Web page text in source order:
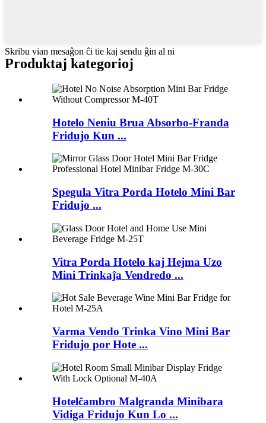
Skribu vian mesaĝon ĉi tie kaj sendu ĝin al ni
Produktaj kategorioj
Hotelo Neniu Brua Absorbo-Franda
Fridujo Kun ...
Spegula Vitra Porda Hotelo Mini Bar
Fridujo ...
Vitra Porda Hotelo kaj Hejma Uzo
Mini Trinkaĵa Vendredo ...
Varma Vendo Trinka Vino Mini Bar
Fridujo por Hote ...
Hotelĉambro Malgranda Minibara
Vidiga Fridujo Kun Lo ...